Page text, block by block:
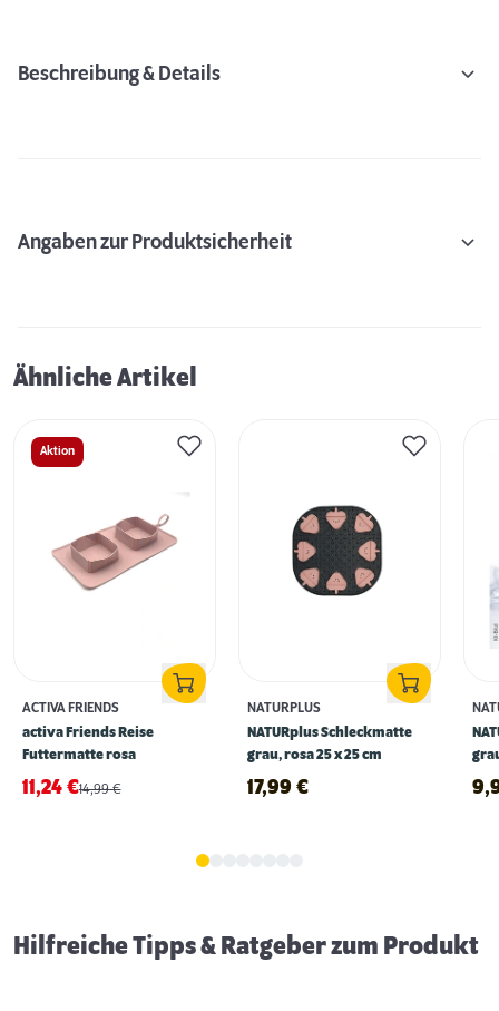
Beschreibung & Details
Angaben zur Produktsicherheit
Ähnliche Artikel
Aktion
ACTIVA FRIENDS
activa Friends Reise
Futtermatte rosa
11,24 €14,99€
NATURPLUS
NATURplus Schleckmatte
grau, rosa 25 x 25 cm
17,99 €
Hilfreiche Tipps & Ratgeber zum Produkt